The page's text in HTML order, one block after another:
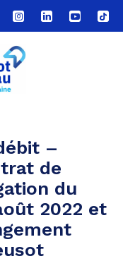
Lien
vers
le
compte
Lien
vers
Lien
vers
Lien
vers
–
de
du
2022 et